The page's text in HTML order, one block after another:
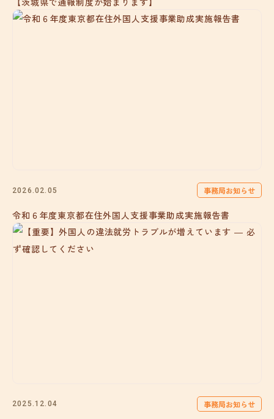
2026.02.05 事務局お知らせ
令和６年度東京都在住外国人支援事業助成実施報告書
2025.12.04 事務局お知らせ